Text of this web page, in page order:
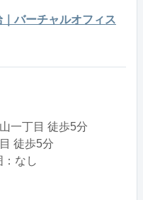
バーチャルオフィス
一丁目 徒歩5分
徒歩5分
なし